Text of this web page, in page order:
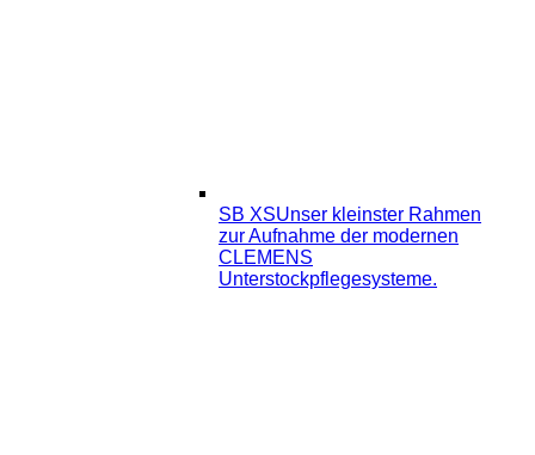
SB XSUnser kleinster Rahmen
zur Aufnahme der modernen
CLEMENS
Unterstockpflegesysteme.